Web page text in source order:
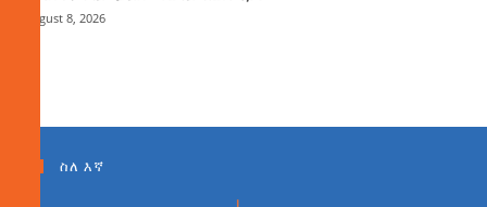
August 8, 2026
ስለ እኛ